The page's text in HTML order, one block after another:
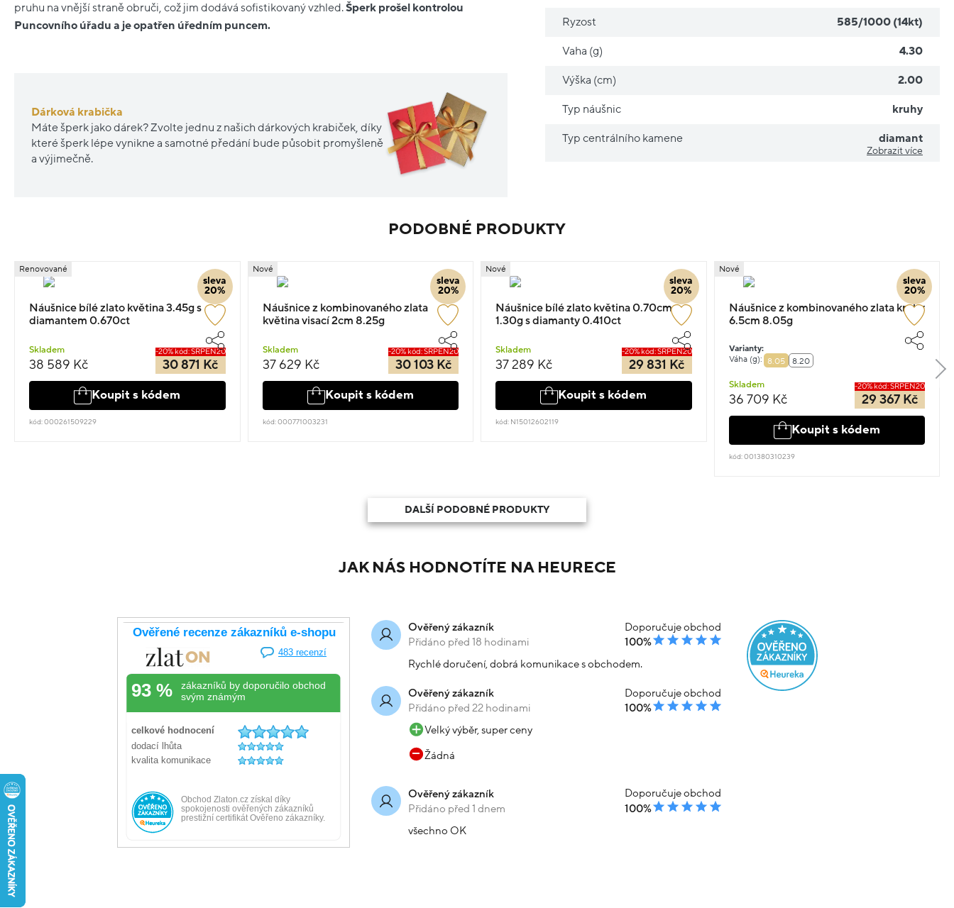
pruhu na vnější straně obruči, což jim dodává sofistikovaný vzhled.Šperk prošel kontrolou
Puncovního úřadu a je opatřen úředním puncem.
Dárková krabička
Máte šperk jako dárek? Zvolte jednu z našich dárkových krabiček, díky
které šperk lépe vynikne a samotné předání bude působit promyšleně
a výjimečně.
Ryzost 585/1000 (14kt)
Vaha (g) 4.30
Výška (cm) 2.00
Typ náušnic kruhy
Typ centrálního kamene diamant
Zobrazit více
PODOBNÉ PRODUKTY
sleva
20%
Renovované
Náušnice bílé zlato květina 3.45g s
diamantem 0.670ct
Skladem
38 589 Kč
-20% kód: SRPEN20
30 871 Kč
Koupit s kódem
kód: 000261509229
sleva
20%
Nové
Náušnice z kombinovaného zlata
květina visací 2cm 8.25g
Skladem
37 629 Kč
-20% kód: SRPEN20
30 103 Kč
Koupit s kódem
kód: 000771003231
sleva
20%
Nové
Náušnice bílé zlato květina 0.70cm
1.30g s diamanty 0.410ct
Skladem
37 289 Kč
-20% kód: SRPEN20
29 831 Kč
Koupit s kódem
kód: N15012602119
sleva
20%
Nové
Náušnice z kombinovaného zlata kruhy
6.5cm 8.05g
Varianty:
Váha (g):
8.05 8.20
Skladem
36 709 Kč
-20% kód: SRPEN20
29 367 Kč
Koupit s kódem
kód: 001380310239
DALŠÍ PODOBNÉ PRODUKTY
JAK NÁS HODNOTÍTE NA HEURECE
Ověřený zákazník
Přidáno před 18 hodinami
Doporučuje obchod
100%
Rychlé doručení, dobrá komunikace s obchodem.
Ověřený zákazník
Přidáno před 22 hodinami
Doporučuje obchod
100%
Velký výběr, super ceny
Žádná
Ověřený zákazník
Přidáno před 1 dnem
Doporučuje obchod
100%
všechno OK